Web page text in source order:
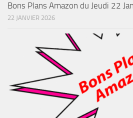
Bons Plans Amazon du Jeudi 22
22 JANVIER 2026